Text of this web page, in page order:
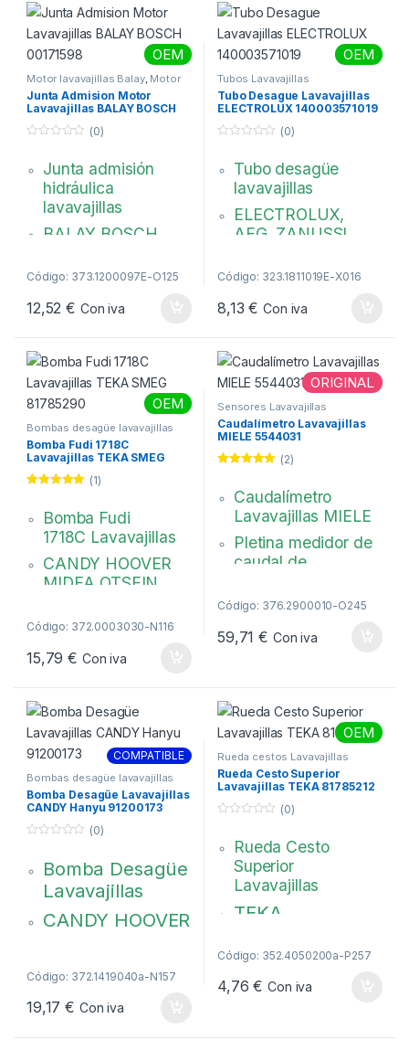
Candy: 49028802,
7010217, 49017711,
7014471,
49027331
Teka: 81782019,
81782576
Electrolux:
3792418018,
1322082015,
1326630009
OEM
Motor lavavajillas Balay, Motor
lavavajillas Bosch Motores
Lavavajillas
Junta Admision Motor
Lavavajillas BALAY BOSCH
e
(0)
Junta admisión
hidráulica
lavavajillas
BALAY BOSCH
Grabado en pieza:
5600010632
00171598
Código: 373.1200097E-O125
12,52€ Con iva
OEM
Tubos Lavavajillas
Tubo Desague Lavavajillas
ELECTROLUX 140003571019
e
(0)
Tubo desagüe
lavavajillas
ELECTROLUX,
AEG, ZANUSSI
º -Recta. Ø bocas:
20 / 30 mm.
Código: 323.1811019E-X016
8,13€ Con iva
OEM
Bombas desagüe lavavajillas
Bomba Fudi 1718C
Lavavajillas TEKA SMEG
81785290
(1)
Bomba Fudi
1718C Lavavajillas
CANDY HOOVER
MIDEA OTSEIN
Class 155. 3 0 w. 2
term. sep
terminales
separados.
Bayoneta 4 puntos
81785290
Código: 372.0003030-N116
15,79€ Con iva
ORIGINAL
Sensores Lavavajillas
Caudalímetro Lavavajillas
MIELE 5544031
(2)
Caudalímetro
Lavavajillas MIELE
Pletina medidor de
caudal de
390 x 200 mm
Original
Código: 376.2900010-O245
59,71€ Con iva
COMPATIBLE
Bombas desagüe lavavajillas
Bomba Desagüe Lavavajillas
CANDY Hanyu 91200173
e
5
(0)
Bomba Desagüe
Lavavajillas
CANDY HOOVER
Hanyu 30W
91200173
Código: 372.1419040a-N157
19,17€ Con iva
OEM
Rueda cestos Lavavajillas
Rueda Cesto Superior
Lavavajillas TEKA 81785212
e
(0)
Rueda Cesto
Superior
Lavavajillas
TEKA
81785212
Código: 352.4050200a-P257
4,76€ Con iva